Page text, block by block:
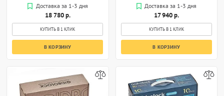
Доставка за 1-3 дня
18 780 р.
КУПИТЬ В 1 КЛИК
В КОРЗИНУ
Доставка за 1-3 дня
17 940 р.
КУПИТЬ В 1 КЛИК
В КОРЗИНУ